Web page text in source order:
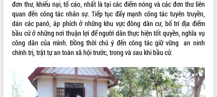
Khởi động Dự án Đầu tư xây dựng hạ
tầng kỹ thuật Cụm công nghiệp Tân
Tiến
Gặp mặt các cơ quan báo chí nhân Kỷ
niệm 101 năm Ngày Báo chí Cách
mạng Việt Nam
Đắk Lắk sơ kết 4 năm triển khai thực
hiện Đề án 06 của Chính phủ
Họp báo thông tin về Hội nghị Công bố
đơn thư, khiếu nại, tố cáo, nhất là tại các điểm nóng và các đơn thư liên
quan đến công tác nhân sự. Tiếp tục đẩy mạnh công tác tuyên truyền,
dán các panô, áp phích ở những khu vực đông dân cư, bố trí địa điểm
bầu cử ở những nơi thuận lợi để người dân thực hiện tốt quyền, nghĩa vụ
công dân của mình. Đồng thời chú ý đến công tác giữ vững an ninh
chính trị, trật tự an toàn xã hội trước, trong và sau khi bầu cử.